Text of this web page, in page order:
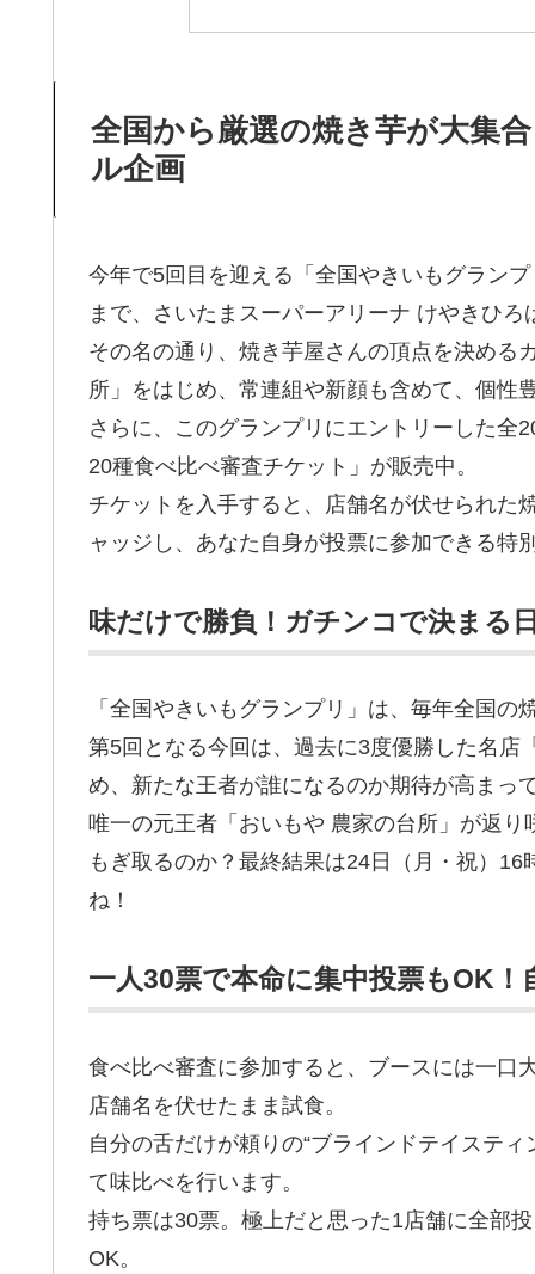
全国から厳選の焼き芋が大集
ル企画
今年で5回目を迎える「全国やきいもグラン
まで、さいたまスーパーアリーナ けやきひろ
その名の通り、焼き芋屋さんの頂点を決め
所」をはじめ、常連組や新顔も含めて、個性
さらに、このグランプリにエントリーした全
20種食べ比べ審査チケット」が販売中。
チケットを入手すると、店舗名が伏せられた
ャッジし、あなた自身が投票に参加できる特
味だけで勝負！ガチンコで決まる
「全国やきいもグランプリ」は、毎年全国
第5回となる今回は、過去に3度優勝した名
め、新たな王者が誰になるのか期待が高まっ
唯一の元王者「おいもや 農家の台所」が返
もぎ取るのか？最終結果は24日（月・祝）
ね！
一人30票で本命に集中投票もOK
食べ比べ審査に参加すると、ブースには一口
店舗名を伏せたまま試食。
自分の舌だけが頼りの“ブラインドテイステ
て味比べを行います。
持ち票は30票。極上だと思った1店舗に全部
OK。